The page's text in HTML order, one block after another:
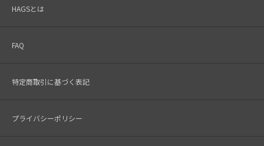
HAGSとは
FAQ
特定商取引に基づく表記
プライバシーポリシー